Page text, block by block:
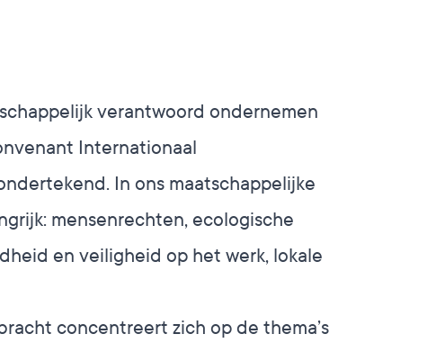
verantwoord ondernemen
Internationaal
In ons maatschappelijke
mensenrechten, ecologische
en veiligheid op het werk, lokale
concentreert zich op de thema’s